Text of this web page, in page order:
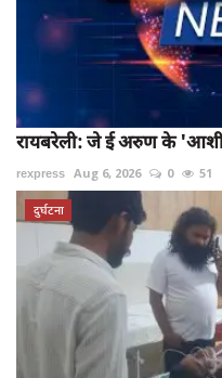
रायबरेली: जे ई अरुण के
rexpress Aug 6, 2026 0 51
दुर्घटना